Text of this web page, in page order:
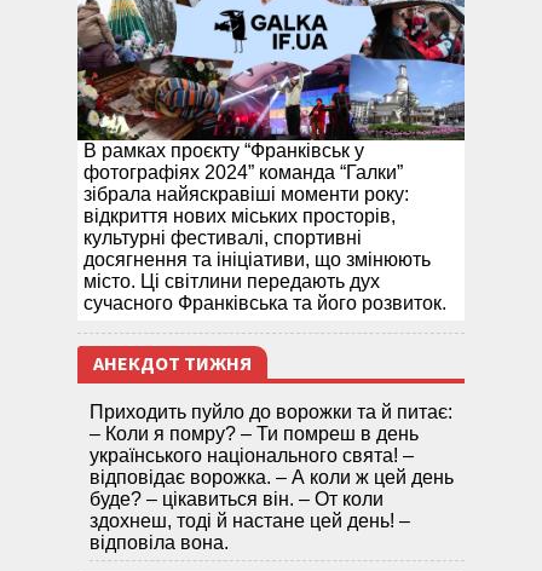
В рамках проєкту “Франківськ у
фотографіях 2024” команда “Галки”
зібрала найяскравіші моменти року:
відкриття нових міських просторів,
культурні фестивалі, спортивні
досягнення та ініціативи, що змінюють
місто. Ці світлини передають дух
сучасного Франківська та його розвиток.
АНЕКДОТ ТИЖНЯ
Приходить пуйло до ворожки та й питає:
– Коли я помру? – Ти помреш в день
українського національного свята! –
відповідає ворожка. – А коли ж цей день
буде? – цікавиться він. – От коли
здохнеш, тоді й настане цей день! –
відповіла вона.